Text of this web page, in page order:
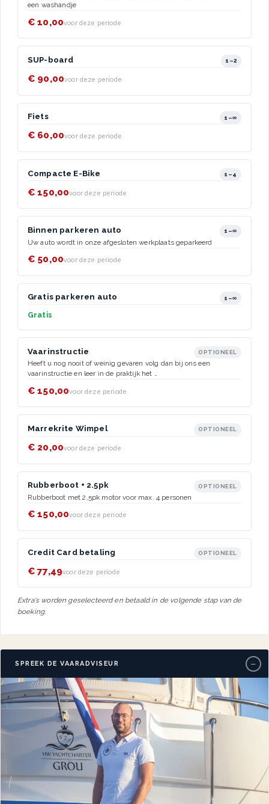
een washandje
€ 10,00voor deze periode
SUP-board 1–2
€ 90,00voor deze periode
Fiets 1–∞
€ 60,00voor deze periode
Compacte E-Bike 1–4
€ 150,00voor deze periode
Binnen parkeren auto 1–∞
Uw auto wordt in onze afgesloten werkplaats geparkeerd
€ 50,00voor deze periode
Gratis parkeren auto 1–∞
Gratis
Vaarinstructie OPTIONEEL
Heeft u nog nooit of weinig gevaren volg dan bij ons een
vaarinstructie en leer in de praktijk het …
€ 150,00voor deze periode
Marrekrite Wimpel OPTIONEEL
€ 20,00voor deze periode
Rubberboot + 2.5pk OPTIONEEL
Rubberboot met 2,5pk motor voor max. 4 personen
€ 150,00voor deze periode
Credit Card betaling OPTIONEEL
€ 77,49voor deze periode
Extra's worden geselecteerd en betaald in de volgende stap van de
boeking.
SPREEK DE VAARADVISEUR −